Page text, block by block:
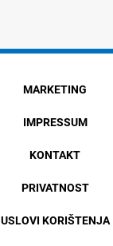
MARKETING
IMPRESSUM
KONTAKT
PRIVATNOST
USLOVI KORIŠTENJA